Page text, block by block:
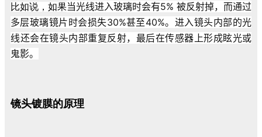
比如说，如果当光线进入玻璃时会有5% 被反射掉，而通过
多层玻璃镜片时会损失30%甚至40%。进入镜头内部的光
线还会在镜头内部重复反射，最后在传感器上形成眩光或
鬼影。
镜头镀膜的原理